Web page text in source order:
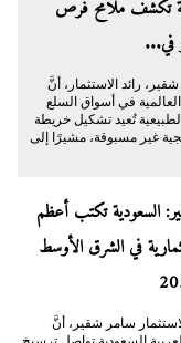
تكشف ملامح فرص
في...
رائد الاستثمار، أنَّ
العالمية في أسواق السلع
تُعيد تشكيل خريطة
غير مسبوقة، مشيرًا إلى
السعودية تكتب أعظم
في الشرق الأوسط
سامر شقير، أنَّ